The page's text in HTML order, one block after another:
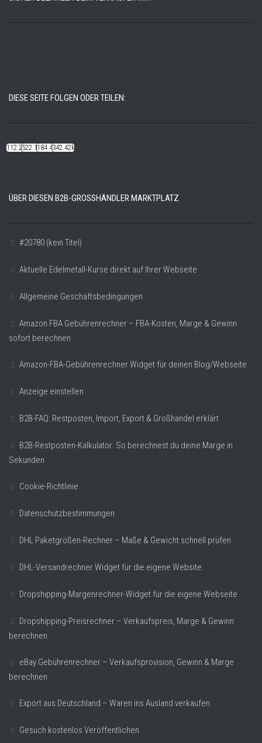
DIESE SEITE FOLGEN ODER TEILEN:
112.22k522.14k184.48k342.42k
ÜBER DIESEN B2B-GROSSHÄNDLER MARKTPLATZ
#20780 (kein Titel)
Aktuelle Edelmetall-Kurse direkt auf Ihrer Webseite
Allgemeine Geschäftsbedingungen
Amazon FBA Gebührenrechner – FBA-Kosten, Marge & Gewinn
sofort berechnen
Amazon-FBA-Gebührenrechner Widget für deinen Blog/Webseite
Anzeige einstellen
B2B-FAQ: Restposten, Import, Export & Großhandel erklärt
B2B-Restposten-Kalkulator: So berechnest du deine Marge in
Sekunden
Cookie-Richtlinie
Datenschutzbestimmungen
DHL Paketgrößen-Rechner – Maße & Gewicht schnell prüfen
DHL-Versandrechner Widget für die eigene Website.
Dropshipping-Margenrechner-Widget für die eigene Webseite
Dropshipping-Preisrechner – Verkaufspreis, Marge & Gewinn
berechnen
eBay Gebührenrechner – Verkaufsprovision, Gewinn & Marge
berechnen
Export aus Deutschland – Waren ins Ausland verkaufen
Gesuch kostenlos Veröffentlichen